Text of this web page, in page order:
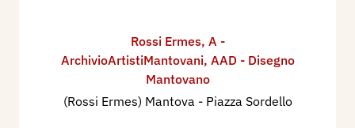
Rossi Ermes, A -
ArchivioArtistiMantovani, AAD - Disegno
Mantovano
(Rossi Ermes) Mantova - Piazza Sordello